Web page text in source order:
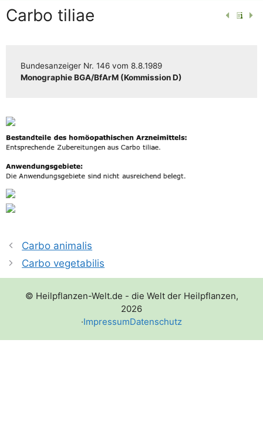
Carbo tiliae
Bun­des­an­zei­ger Nr. 146 vom 8.8.1989
Mono­gra­phie BGA/​​BfArM (Kom­mis­si­on D)
Carbo animalis
Carbo vegetabilis
© Heilpflanzen-Welt.de - die Welt der Heilpflanzen,
2026
·ImpressumDatenschutz